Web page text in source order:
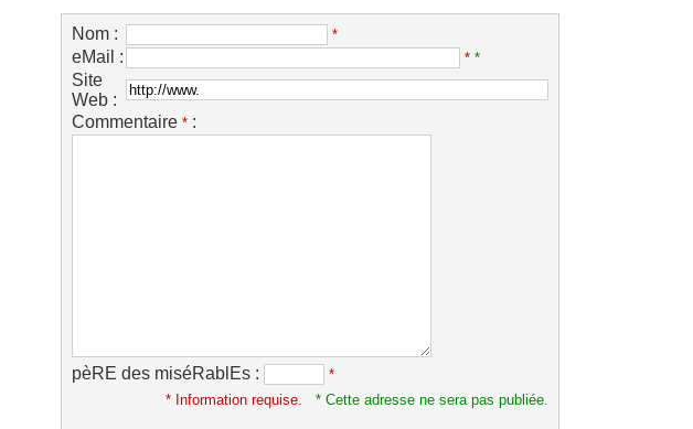
Nom : *
eMail : * *
Site
Web :
Commentaire * :
pèRE des miséRablEs :
*
* Information requise.
* Cette adresse ne sera pas publiée.